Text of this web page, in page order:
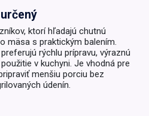
ktorí hľadajú chutnú
mäsa s praktickým balením.
rýchlu prípravu, výraznú
v kuchyni. Je vhodná pre
menšiu porciu bez
údenín.